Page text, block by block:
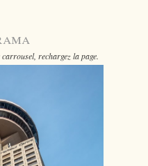
rechargez la page.